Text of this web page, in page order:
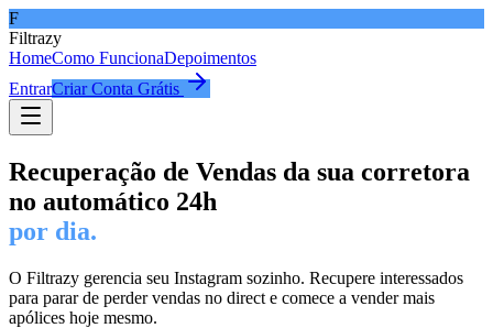
F
Filtrazy
HomeComo FuncionaDepoimentos
EntrarCriar Conta Grátis
Recuperação de Vendas da sua corretora
no automático 24h
por dia.
O Filtrazy gerencia seu Instagram sozinho. Recupere interessados
para parar de perder vendas no direct e comece a vender mais
apólices hoje mesmo.